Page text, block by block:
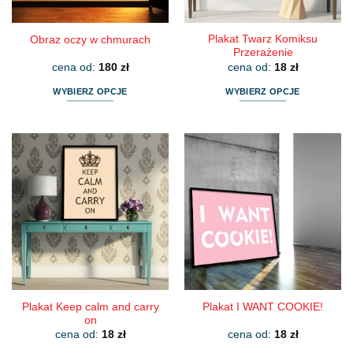
produktu produktu
Obraz oczy w chmurach
cena od: 180 zł
WYBIERZ OPCJE
ma
wiele
wariantów.
Opcje
można
wybrać
na
stronie
produktu
Plakat Twarz Komiksu
Przerażenie
cena od: 18 zł
WYBIERZ OPCJE
ma
wiele
wariantów.
Opcje
można
wybrać
na
stronie
produktu
Plakat Keep calm and carry
on
cena od: 18 zł
Plakat I WANT COOKIE!
cena od: 18 zł